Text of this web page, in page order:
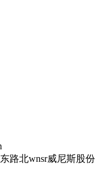
路北wnsr威尼斯股份